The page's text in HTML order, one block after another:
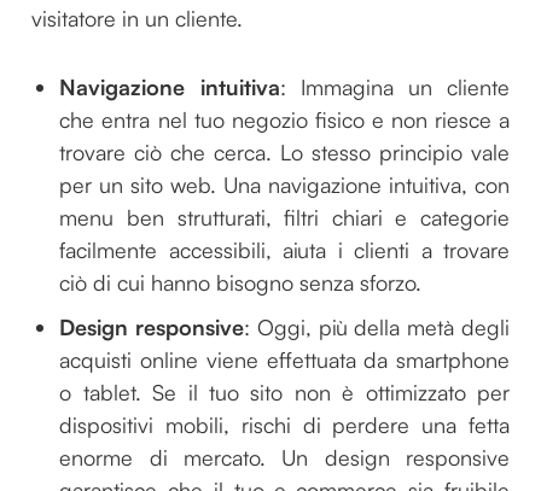
visitatore in un cliente.
Navigazione intuitiva: Immagina un cliente
che entra nel tuo negozio fisico e non riesce a
trovare ciò che cerca. Lo stesso principio vale
per un sito web. Una navigazione intuitiva, con
menu ben strutturati, filtri chiari e categorie
facilmente accessibili, aiuta i clienti a trovare
ciò di cui hanno bisogno senza sforzo.
Design responsive: Oggi, più della metà degli
acquisti online viene effettuata da smartphone
o tablet. Se il tuo sito non è ottimizzato per
dispositivi mobili, rischi di perdere una fetta
enorme di mercato. Un design responsive